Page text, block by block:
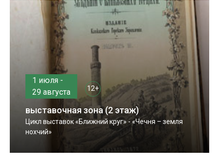
1 июля -
29 августа
12+
выставочная зона (2 этаж)
Цикл выставок «Ближний круг» - «Чечня – земля
нохчий»